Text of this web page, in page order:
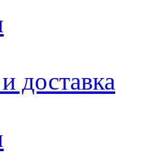
доставка